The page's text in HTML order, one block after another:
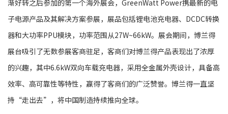
渐好转之后参加的第一个海外展会，GreenWatt Power携最新的电
子电源产品及其解决方案参展，展品包括锂电池充电器、DCDC转换
器和大功率PPU模块，功率范围从27W~66kW。 展会期间，博兰得
展台吸引了无数参展客商驻足，客商们对博兰得产品表现出了浓厚
的兴趣，其中6.6kW双向车载充电器，采用全金属外壳设计，具备高
效率、高可靠性等特性，赢得了客商们的广泛赞誉。博兰得一直坚
持“走出去”，将中国制造持续推向全球。